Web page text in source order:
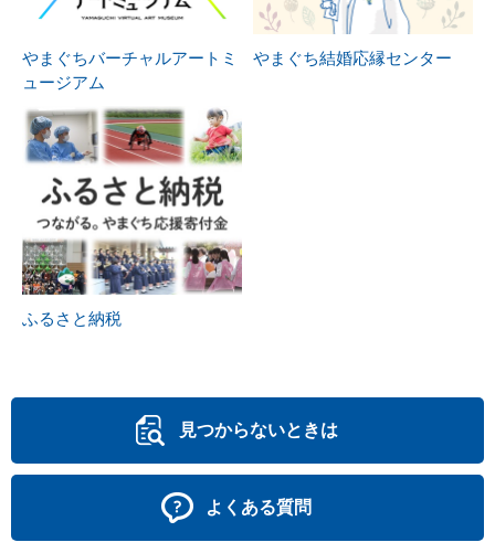
やまぐちバーチャルアートミ
ュージアム
やまぐち結婚応縁センター
ふるさと納税
見つからないときは
よくある質問